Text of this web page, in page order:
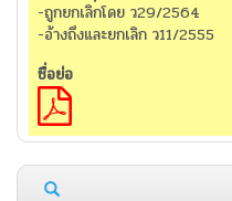
-ถูกยกเลิกโดย ว29/2564
-อ้างถึงและยกเลิก ว11/2555